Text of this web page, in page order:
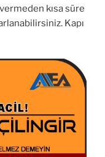
kısa süre
Kapı